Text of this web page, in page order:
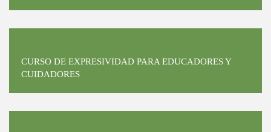
CURSO DE EXPRESIVIDAD PARA EDUCADORES Y
CUIDADORES